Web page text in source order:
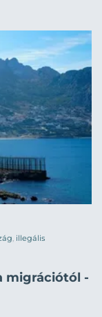
illegális
migrációtól -